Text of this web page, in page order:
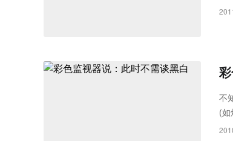
与
不
(